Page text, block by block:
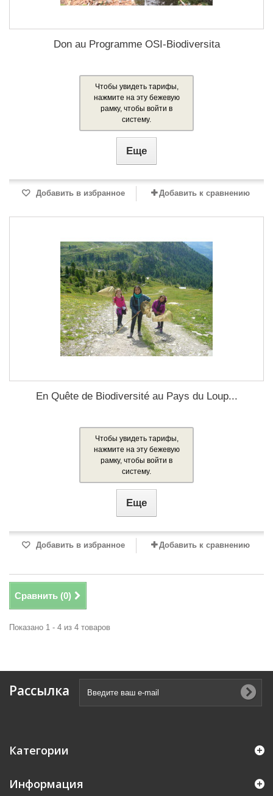
Don au Programme OSI-Biodiversita
Чтобы увидеть тарифы,
нажмите на эту бежевую
рамку, чтобы войти в
систему.
Еще
Добавить в избранное Добавить к сравнению
En Quête de Biodiversité au Pays du Loup...
Чтобы увидеть тарифы,
нажмите на эту бежевую
рамку, чтобы войти в
систему.
Еще
Добавить в избранное Добавить к сравнению
Сравнить (0)
Показано 1 - 4 из 4 товаров
Рассылка
Категории
Информация